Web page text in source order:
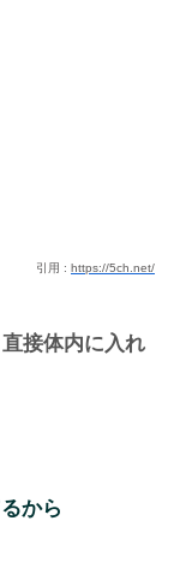
引用 : https://5ch.net/
接体内に入れ
から